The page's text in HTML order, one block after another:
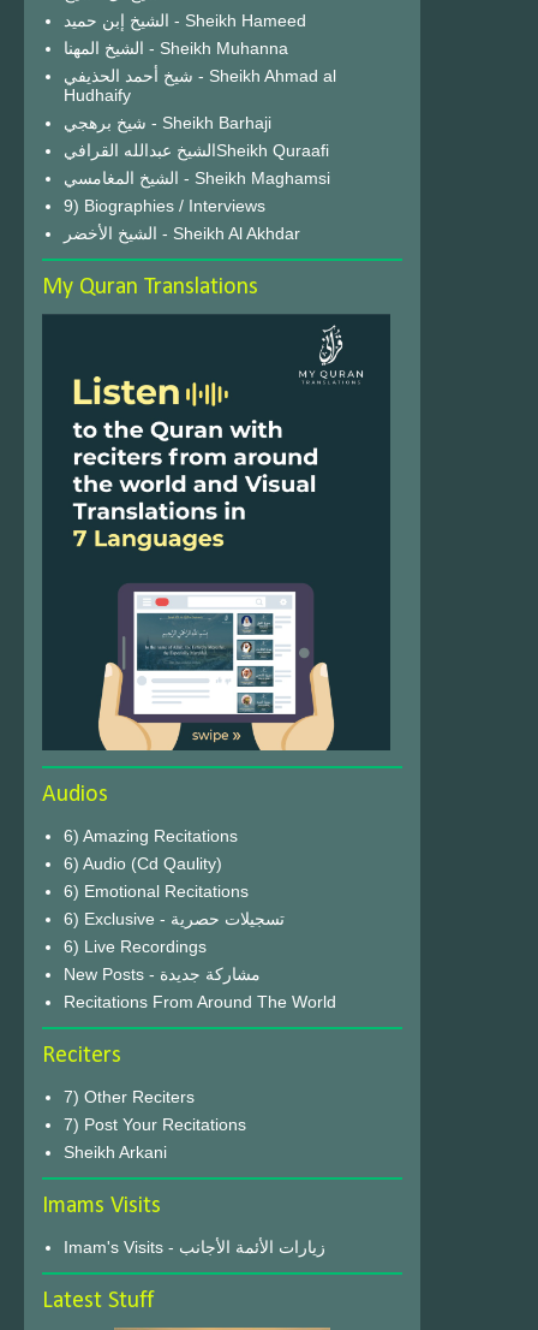
الشيخ إبن حميد - Sheikh Hameed
الشيخ المهنا - Sheikh Muhanna
شيخ أحمد الحذيفي - Sheikh Ahmad al
Hudhaify
شيخ برهجي - Sheikh Barhaji
الشيخ عبدالله القرافيSheikh Quraafi
الشيخ المغامسي - Sheikh Maghamsi
9) Biographies / Interviews
الشيخ الأخضر - Sheikh Al Akhdar
My Quran Translations
Audios
6) Amazing Recitations
6) Audio (Cd Qaulity)
6) Emotional Recitations
6) Exclusive - تسجيلات حصرية
6) Live Recordings
New Posts - مشاركة جديدة
Recitations From Around The World
Reciters
7) Other Reciters
7) Post Your Recitations
Sheikh Arkani
Imams Visits
Imam's Visits - زيارات الأئمة الأجانب
Latest Stuff